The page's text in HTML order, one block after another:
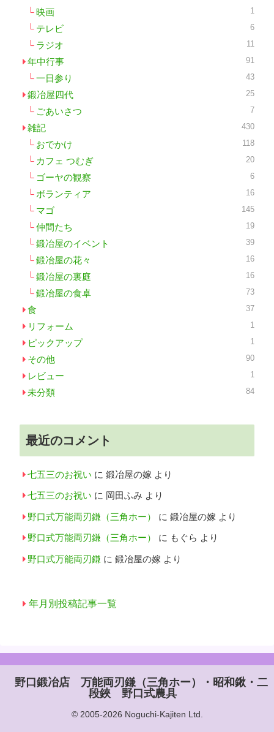
映画 1
テレビ 6
ラジオ 11
年中行事 91
一日参り 43
鍛冶屋四代 25
ごあいさつ 7
雑記 430
おでかけ 118
カフェ つむぎ 20
ゴーヤの観察 6
ボランティア 16
マゴ 145
仲間たち 19
鍛冶屋のイベント 39
鍛冶屋の花々 16
鍛冶屋の裏庭 16
鍛冶屋の食卓 73
食 37
リフォーム 1
ピックアップ 1
その他 90
レビュー 1
未分類 84
最近のコメント
七五三のお祝い に 鍛冶屋の嫁 より
七五三のお祝い に 岡田ふみ より
野口式万能両刃鎌（三角ホー） に 鍛冶屋の嫁 より
野口式万能両刃鎌（三角ホー） に もぐら より
野口式万能両刃鎌 に 鍛冶屋の嫁 より
年月別投稿記事一覧
野口鍛冶店 万能両刃鎌（三角ホー）・昭和鍬・二
段鋏 野口式農具
© 2005-2026 Noguchi-Kajiten Ltd.